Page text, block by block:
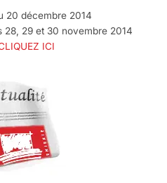
20 décembre 2014
28, 29 et 30 novembre 2014
ICI